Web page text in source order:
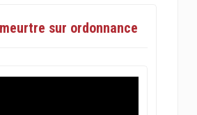
sur ordonnance